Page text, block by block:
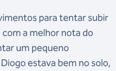
para tentar subir
a melhor nota do
um pequeno
estava bem no solo,